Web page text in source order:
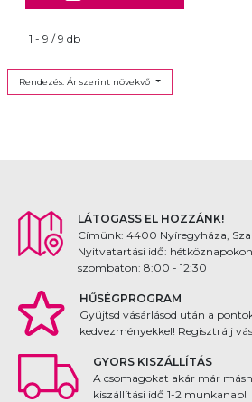
1 - 9 / 9 db
Rendezés: Ár szerint növekvő
LÁTOGASS EL HOZZÁNK!
Címünk: 4400 Nyíregyháza,
Nyitvatartási idő:
szombaton: 8:00 - 12:30
HŰSÉGPROGRAM
Gyűjtsd vásárlásod után a
kedvezményekkel! Regisztrálj
GYORS KISZÁLLÍTÁS
A csomagokat akár már
kiszállítási idő 1-2 munkanap!